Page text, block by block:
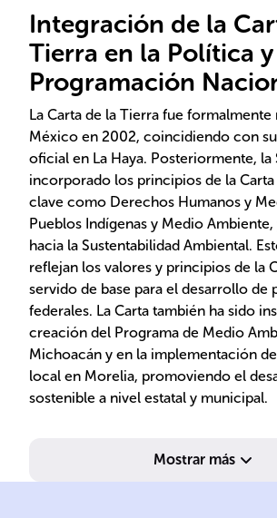
Integración de la
Tierra en la Política y
Programación
La Carta de la Tierra fue
México en 2002, coincidiendo con
oficial en La Haya. Posteriormente, la
incorporado los principios de la
clave como Derechos Humanos y
Pueblos Indígenas y Medio
hacia la Sustentabilidad Ambiental.
reflejan los valores y principios de la
servido de base para el desarrollo de
federales. La Carta también ha sido
creación del Programa de Medio
Michoacán y en la implementación
local en Morelia, promoviendo el
sostenible a nivel estatal y municipal.
Mostrar más